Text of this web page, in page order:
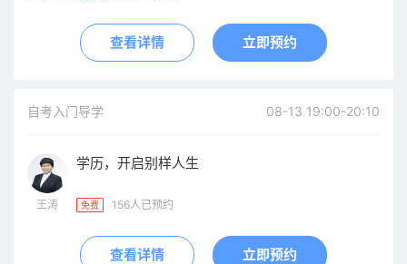
查看详情 立即预约
自考入门导学 08-13 19:00-20:10
王涛
学历，开启别样人生
免费 156人已预约
查看详情 立即预约